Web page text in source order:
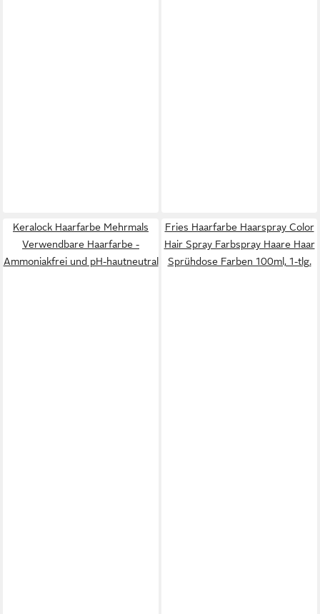
Keralock Haarfarbe Mehrmals
Verwendbare Haarfarbe -
Ammoniakfrei und pH-hautneutral
Fries Haarfarbe Haarspray Color
Hair Spray Farbspray Haare Haar
Sprühdose Farben 100ml, 1-tlg.